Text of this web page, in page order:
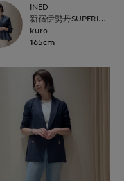
INED
新宿伊勢丹SUPERIOR CLOSET
kuro
165cm